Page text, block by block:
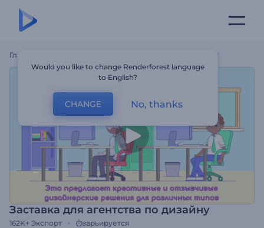
Главная Заставка Для Агентства По Дизайну
Заставка для агентства по дизайну
162K+ Экспорт варьируется
Would you like to change Renderforest language
to English?
CHANGE No, thanks